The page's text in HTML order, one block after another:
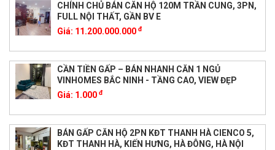
CHÍNH CHỦ BÁN CĂN HỘ 120M TRẦN CUNG, 3PN,
FULL NỘI THẤT, GẦN BV E
Giá: 11.200.000.000 đ
CẦN TIỀN GẤP – BÁN NHANH CĂN 1 NGỦ
VINHOMES BẮC NINH - TẦNG CAO, VIEW ĐẸP
Giá: 1.000 đ
BÁN GẤP CĂN HỘ 2PN KĐT THANH HÀ CIENCO 5,
KĐT THANH HÀ, KIẾN HƯNG, HÀ ĐÔNG, HÀ NỘI